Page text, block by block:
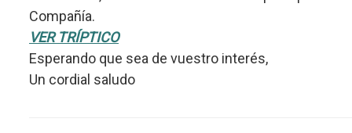
Compañía.
VER TRÍPTICO
Esperando que sea de vuestro interés,
Un cordial saludo